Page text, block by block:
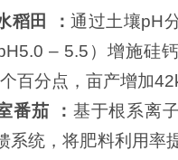
稻田 ：通过土壤pH
– 5.5）增施硅
百分点，亩产增加
番茄 ： 基于根系离
系统，将肥料利用率